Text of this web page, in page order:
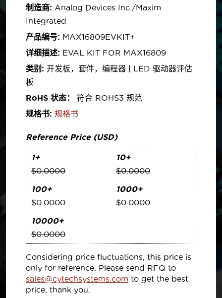
制造商: Analog Devices Inc./Maxim
Integrated
产品编号: MAX16809EVKIT+
详细描述: EVAL KIT FOR MAX16809
类别: 开发板，套件，编程器 | LED 驱动器评估
板
RoHS 状态：
符合 ROHS3 规范
规格书: 规格书
Reference Price (USD)
1+
$0.0000
10+
$0.0000
100+
$0.0000
1000+
$0.0000
10000+
$0.0000
Considering price fluctuations, this price is
only for reference. Please send RFQ to
sales@cytechsystems.com to get the best
price, thank you.